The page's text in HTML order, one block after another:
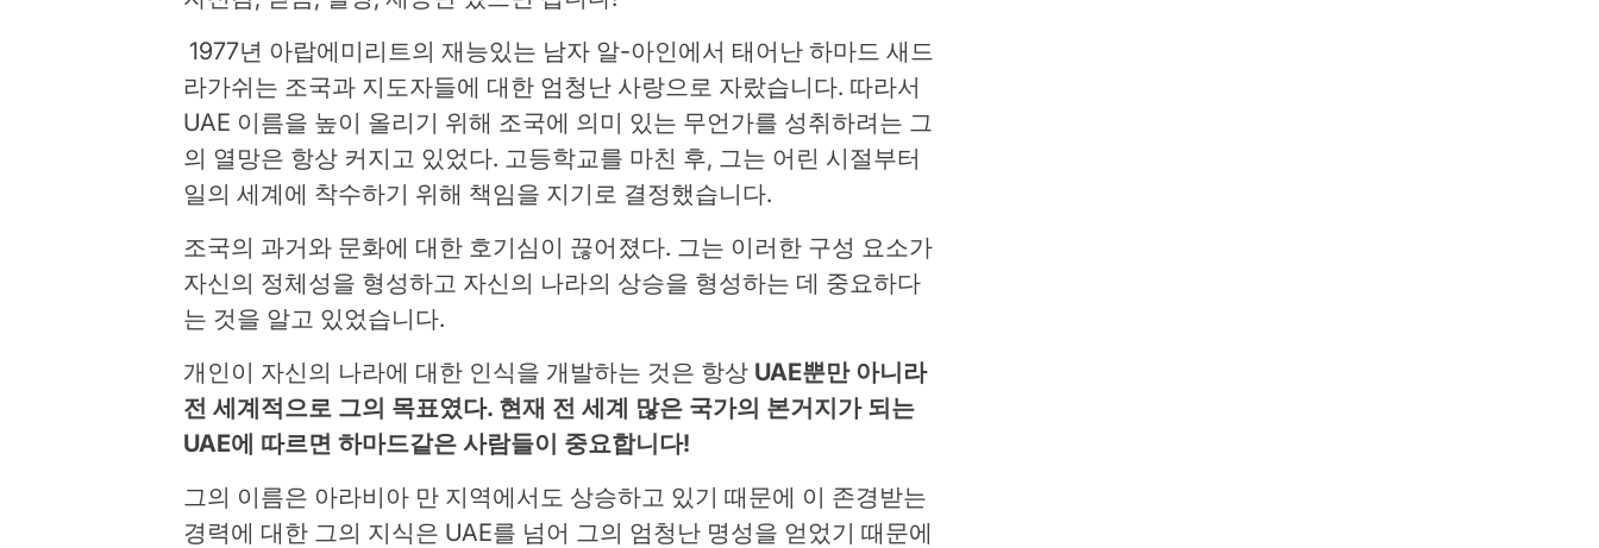
1977년 아랍에미리트의 재능있는 남자 알-아인에서 태어난 하마드 새드
라가쉬는 조국과 지도자들에 대한 엄청난 사랑으로 자랐습니다. 따라서
UAE 이름을 높이 올리기 위해 조국에 의미 있는 무언가를 성취하려는 그
의 열망은 항상 커지고 있었다. 고등학교를 마친 후, 그는 어린 시절부터
일의 세계에 착수하기 위해 책임을 지기로 결정했습니다.
조국의 과거와 문화에 대한 호기심이 끊어졌다. 그는 이러한 구성 요소가
자신의 정체성을 형성하고 자신의 나라의 상승을 형성하는 데 중요하다
는 것을 알고 있었습니다.
개인이 자신의 나라에 대한 인식을 개발하는 것은 항상 UAE뿐만 아니라
전 세계적으로 그의 목표였다. 현재 전 세계 많은 국가의 본거지가 되는
UAE에 따르면 하마드같은 사람들이 중요합니다!
그의 이름은 아라비아 만 지역에서도 상승하고 있기 때문에 이 존경받는
경력에 대한 그의 지식은 UAE를 넘어 그의 엄청난 명성을 얻었기 때문에